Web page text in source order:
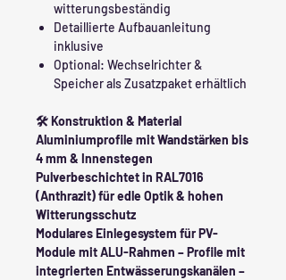
witterungsbeständig
Detaillierte Aufbauanleitung
inklusive
Optional: Wechselrichter &
Speicher als Zusatzpaket erhältlich
🛠️ Konstruktion & Material
Aluminiumprofile mit Wandstärken bis
4 mm & Innenstegen
Pulverbeschichtet in RAL7016
(Anthrazit) für edle Optik & hohen
Witterungsschutz
Modulares Einlegesystem für PV-
Module mit ALU-Rahmen – Profile mit
integrierten Entwässerungskanälen –